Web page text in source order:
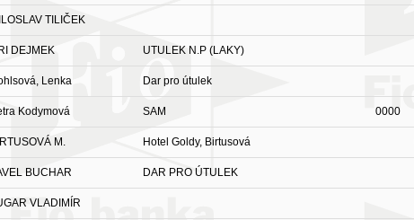
TILIČEK
DEJMEK UTULEK N.P (LAKY)
Lenka Dar pro útulek
Kodymová SAM 0000
M. Hotel Goldy, Birtusová
BUCHAR DAR PRO ÚTULEK
VLADIMÍR